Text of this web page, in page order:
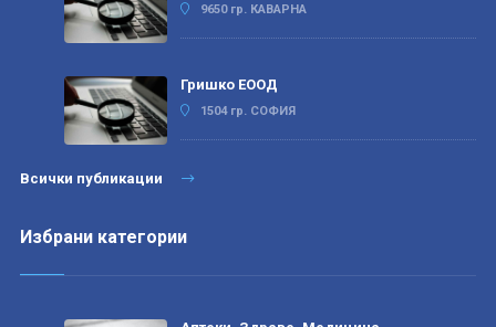
9650 гр. КАВАРНА
Гришко ЕООД
1504 гр. СОФИЯ
Всички публикации
Избрани категории